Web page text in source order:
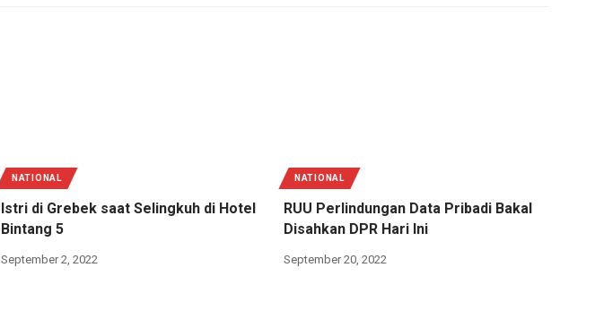
NATIONAL
Istri di Grebek saat Selingkuh di Hotel
Bintang 5
September 2, 2022
NATIONAL
RUU Perlindungan Data Pribadi Bakal
Disahkan DPR Hari Ini
September 20, 2022